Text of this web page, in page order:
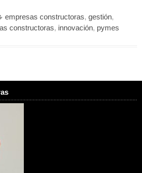
empresas constructoras, gestión,
constructoras, innovación, pymes